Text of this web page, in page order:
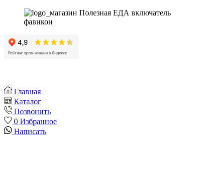
Главная
Каталог
Позвонить
0 Избранное
Написать